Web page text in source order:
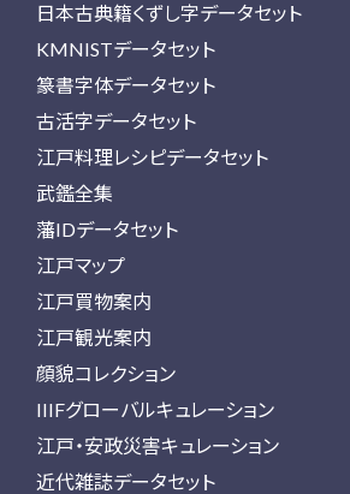
日本古典籍くずし字データセット
KMNISTデータセット
篆書字体データセット
古活字データセット
江戸料理レシピデータセット
武鑑全集
藩IDデータセット
江戸マップ
江戸買物案内
江戸観光案内
顔貌コレクション
IIIFグローバルキュレーション
江戸・安政災害キュレーション
近代雑誌データセット